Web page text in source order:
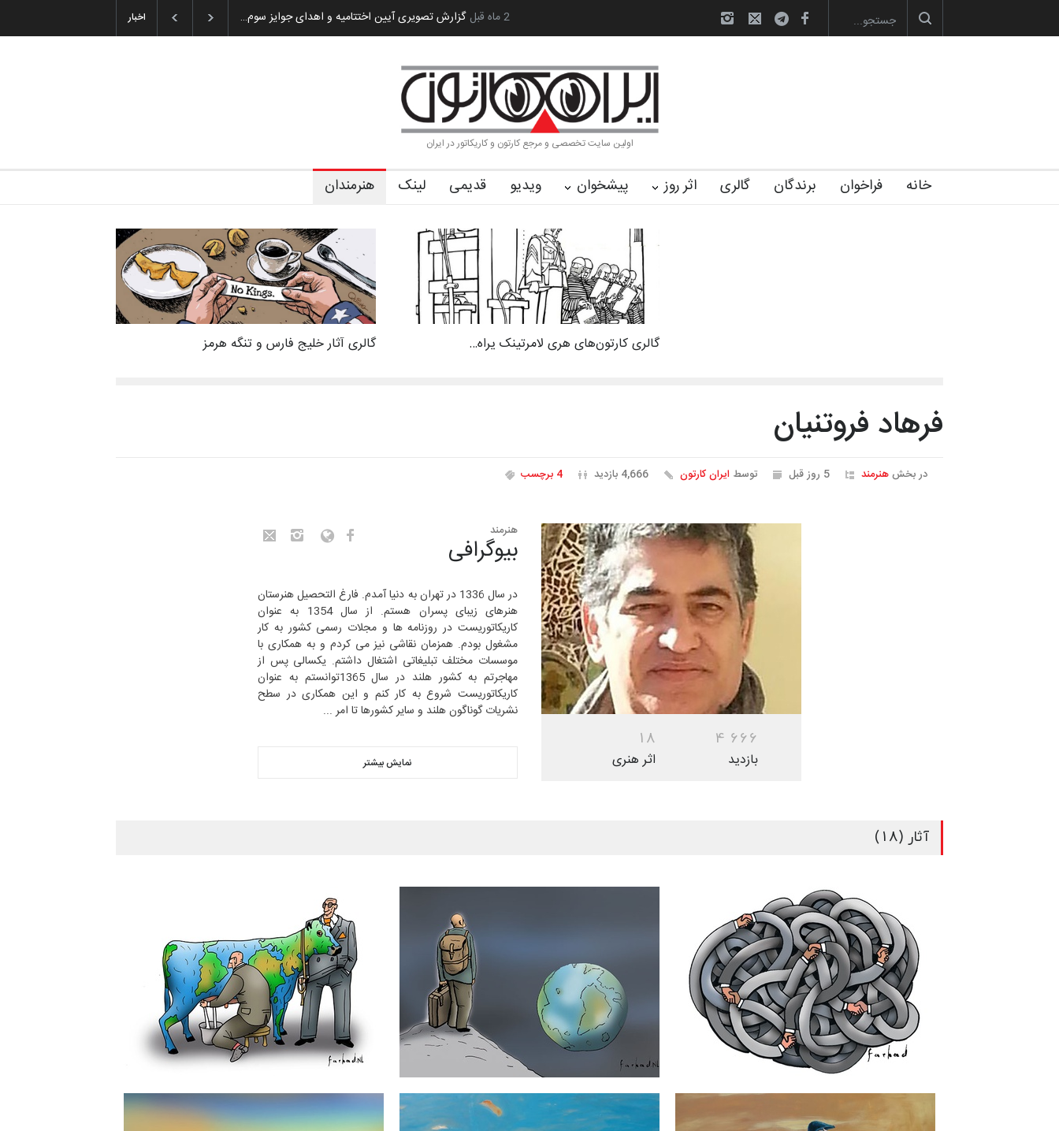
اخبار به یاد اردوغان باشول (۱۹۳۶–۲۰۲۶) رویداد کارگاهی کارتون و پوستر «ایران سربلند»… آغاز دوره‌های تخصصی فصل تابستان 1405 خانه کا… آیین اختتامیه و اهدای جوایز سوم… 2 ماه قبل
اولین سایت تخصصی و مرجع کارتون و کاریکاتور در ایران
خانه فراخوان برندگان گالری اثر روز پیشخوان ویدیو قدیمی لینک هنرمندان
گالری آثار خلیج فارس و تنگه هرمز گالری کارتون‌های هری لامرتینک یراه…
فرهاد فروتنیان
در بخشهنرمند 5 روز قبل توسط ایران کارتون 4,666 بازدید 4 برچسب
4 666
بازدید
18
اثر هنری
هنرمند
بیوگرافی
در سال 1336 در تهران به دنیا آمدم. فارغ­ التحصیل هنرستان
هنرهای زیبای پسران هستم. از سال 1354 به عنوان
کاریکاتوریست در روزنامه­ ها و مجلات رسمی کشور به کار
مشغول بودم. همزمان نقاشی نیز می­ کردم و به همکاری با
موسسات مختلف تبلیغاتی اشتغال داشتم. یکسالی پس از
مهاجرتم به کشور هلند در سال 1365توانستم به عنوان
کاریکاتوریست شروع به کار کنم و این همکاری در سطح
نشریات گوناگون هلند و سایر کشورها تا امر ...
نمایش بیشتر
آثار (18)